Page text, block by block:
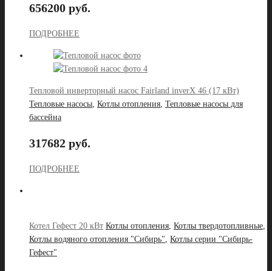
656200 руб.
ПОДРОБНЕЕ
Тепловой инверторный насос Fairland inverX 46 (17 кВт)
Тепловые насосы Котлы отопления Тепловые насосы для
бассейна
317682 руб.
ПОДРОБНЕЕ
Котел Гефест 20 кВт Котлы отопления Котлы твердотопливные
Котлы водяного отопления "Сибирь" Котлы серии "Сибирь-
Гефест"